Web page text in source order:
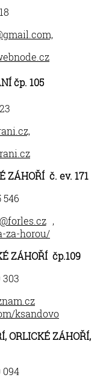
čp. 105
ZÁHOŘÍ č. ev. 171
546
,
za-horou/
ZÁHOŘÍ čp.109
303
ksandovo
ORLICKÉ ZÁHOŘÍ,
094